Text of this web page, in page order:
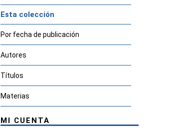
Esta colección
Por fecha de publicación
Autores
Títulos
Materias
MI CUENTA